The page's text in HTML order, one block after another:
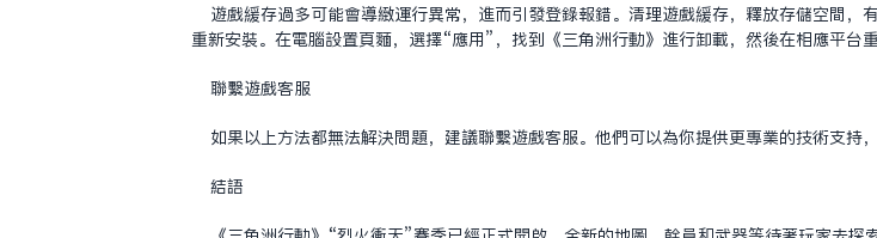
遊戲緩存過多可能會導致運行異常，進而引發登錄報錯。清理遊戲緩存，釋放存儲空間
重新安裝。在電腦設置頁面，選擇“應用”，找到《三角洲行動》進行卸載，然後在相應平台
聯繫遊戲客服
如果以上方法都无法解決問題，建議聯繫遊戲客服。他們可以為你提供更專業的技術支持
結語